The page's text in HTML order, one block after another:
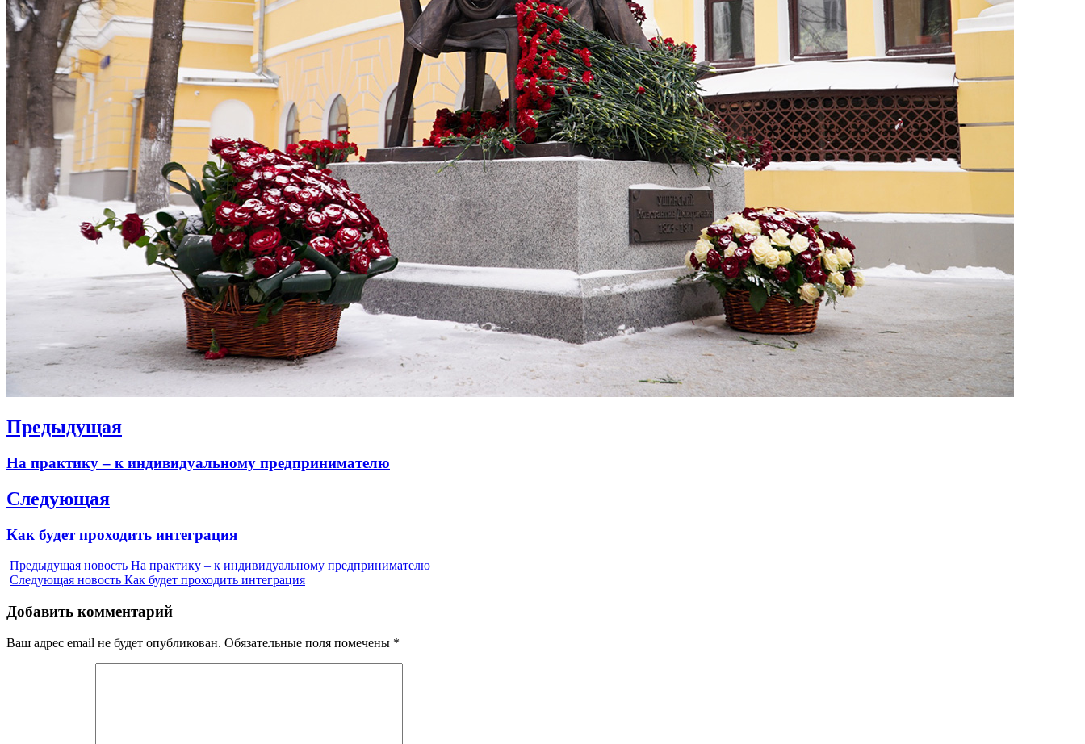
Навигация
записям
Предыдущая
Previous
На практику – к индивидуальному предпринимателю
Следующая
Next
Как будет проходить интеграция
Предыдущая новость На практику – к индивидуальному предпринимателю
Следующая новость Как будет проходить интеграция
Добавить комментарий
Ваш адрес email не будет опубликован. Обязательные поля помечены *